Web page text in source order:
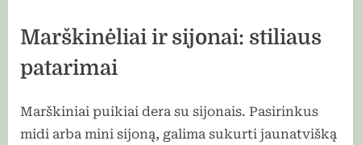
Marškinėliai ir sijonai: stiliaus
patarimai
Marškiniai puikiai dera su sijonais. Pasirinkus
midi arba mini sijoną, galima sukurti jaunatvišką